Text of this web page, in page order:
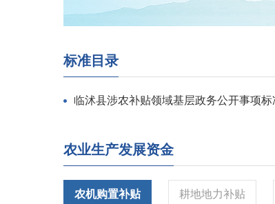
标准目录
临沭县涉农补贴领域基层政务公开事项标
农业生产发展资金
农机购置补贴 耕地地力补贴